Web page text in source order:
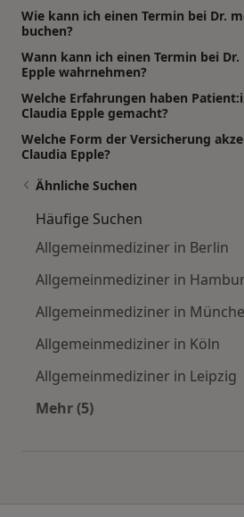
Wie kann ich einen Termin bei Dr.
buchen?
Wann kann ich einen Termin bei Dr.
Epple wahrnehmen?
Welche Erfahrungen haben
Claudia Epple gemacht?
Welche Form der Versicherung
Claudia Epple?
Ähnliche Suchen
Häufige Suchen
Allgemeinmediziner in Berlin
Allgemeinmediziner in
Allgemeinmediziner in
Allgemeinmediziner in Köln
Allgemeinmediziner in Leipzig
Mehr (5)